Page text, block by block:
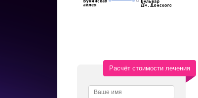
Расчёт стоимости лечения